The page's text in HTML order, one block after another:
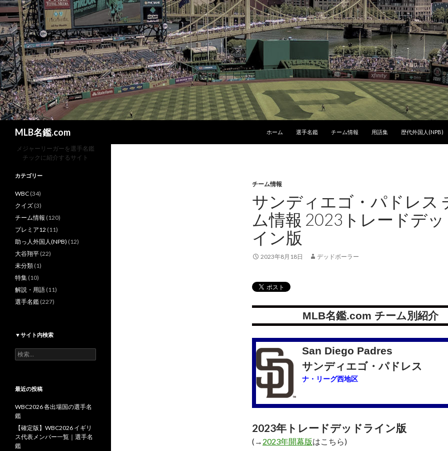
MLB名鑑.com
ホーム
選手名鑑 チーム情報 用語集 歴代外国人(NPB)
チーム情報
サンディエゴ・パドレス
ム情報 2023トレードデ
イン版
2023年8月18日 デッドボーラー
MLB名鑑.com チーム別紹介
San Diego Padres
サンディエゴ・パドレス
ナ・リーグ西地区
2023年トレードデッドライン版
(→ 2023年開幕版はこちら)
メジャーリーガーを選手名鑑
チックに紹介するサイト
カテゴリー
WBC (34)
クイズ (3)
チーム情報 (120)
プレミア12 (11)
助っ人外国人(NPB) (12)
大谷翔平 (22)
未分類 (1)
特集 (10)
解説・用語 (11)
選手名鑑 (227)
▼サイト内検索
検
索:
最近の投稿
WBC2026 各出場国の選手名
鑑
【確定版】WBC2026 イギリ
ス代表メンバー一覧｜選手名
鑑